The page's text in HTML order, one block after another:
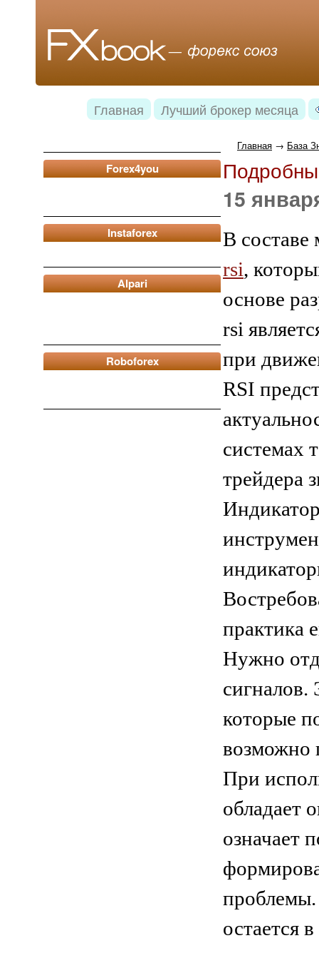
Главная Лучший брокер месяца
Forex4you
Instaforex
Alpari
Roboforex
Главная → База
15
В составе
rsi,
основе
rsi
при
RSI
системах
трейдера
практика
Нужно
сигналов.
которые
возможно
При
обладает
означает
остается